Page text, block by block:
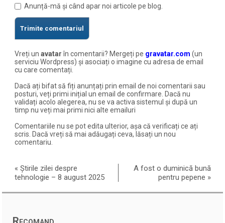
Anunță-mă și când apar noi articole pe blog.
Vreți unavatarîn comentarii? Mergeți pe gravatar.com (un
serviciu Wordpress) și asociați o imagine cu adresa de email
cu care comentați.
Dacă ați bifat să fiți anunțați prin email de noi comentarii sau
posturi, veți primi inițial un email de confirmare. Dacă nu
validați acolo alegerea, nu se va activa sistemul și după un
timp nu veți mai primi nici alte emailuri
Comentariile nu se pot edita ulterior, așa că verificați ce ați
scris. Dacă vreți să mai adăugați ceva, lăsați un nou
comentariu.
«Știrile zilei despre
tehnologie – 8 august 2025
A fost o duminică bună
pentru pepene »